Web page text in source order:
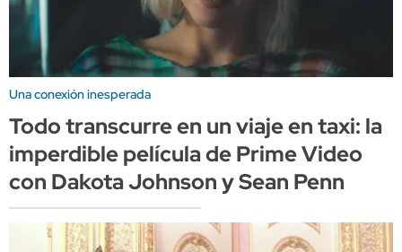
Una conexión inesperada
Todo transcurre en un viaje en taxi: la
imperdible película de Prime Video
con Dakota Johnson y Sean Penn